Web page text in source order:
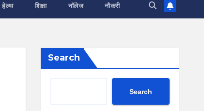
हेल्थ शिक्षा नॉलेज नौकरी
Search
Search